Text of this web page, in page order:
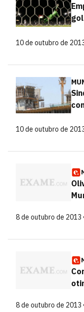
gol
10 de outubro de
10 de outubro de
8 de outubro de 2013
8 de outubro de 2013